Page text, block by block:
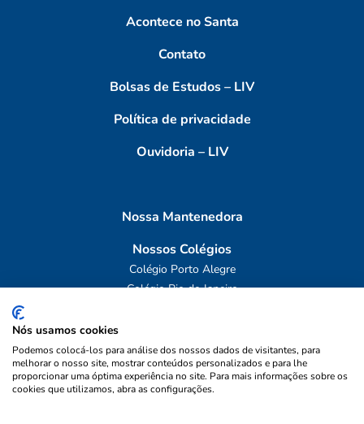
Acontece no Santa
Contato
Bolsas de Estudos – LIV
Política de privacidade
Ouvidoria – LIV
Nossa Mantenedora
Nossos Colégios
Colégio Porto Alegre
Colégio Rio de Janeiro
Nós usamos cookies
Podemos colocá-los para análise dos nossos dados de visitantes, para
melhorar o nosso site, mostrar conteúdos personalizados e para lhe
proporcionar uma óptima experiência no site. Para mais informações sobre os
cookies que utilizamos, abra as configurações.